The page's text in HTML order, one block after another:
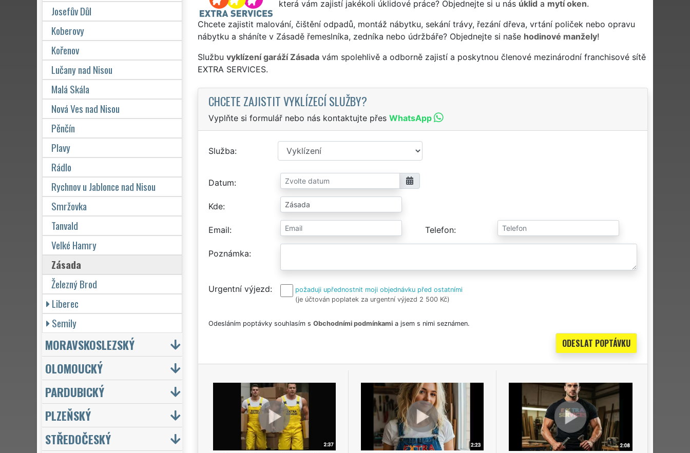
která vám zajistí jakékoli úklidové práce? Objednejte si u nás úklid a mytí oken.
Chcete zajistit malování, čištění odpadů, montáž nábytku, sekání trávy, řezání dřeva, vrtání poliček nebo opravu
nábytku a sháníte v Zásadě řemeslníka, zedníka nebo údržbáře? Objednejte si naše hodinové manžely!
Službu vyklízení garáží Zásadavám spolehlivě a odborně zajistí a poskytnou členové mezinárodní franchisové sítě
EXTRA SERVICES.
CHCETE ZAJISTIT VYKLÍZECÍ SLUŽBY?
Vyplňte si formulář nebo nás kontaktujte přes WhatsApp
Služba
Datum
Kde
Email Telefon
Poznámka
Urgentní výjezd
požaduji upřednostnit moji objednávku před ostatními
(je účtován poplatek za urgentní výjezd 2 500 Kč)
Odesláním poptávky souhlasím s Obchodními podmínkamia jsem s nimi seznámen.
Josefův Důl
Koberovy
Kořenov
Lučany nad Nisou
Malá Skála
Nová Ves nad Nisou
Pěnčín
Plavy
Rádlo
Rychnov u Jablonce nad Nisou
Smržovka
Tanvald
Velké Hamry
Zásada
Železný Brod
Liberec
Semily
MORAVSKOSLEZSKÝ
OLOMOUCKÝ
PARDUBICKÝ
PLZEŇSKÝ
STŘEDOČESKÝ